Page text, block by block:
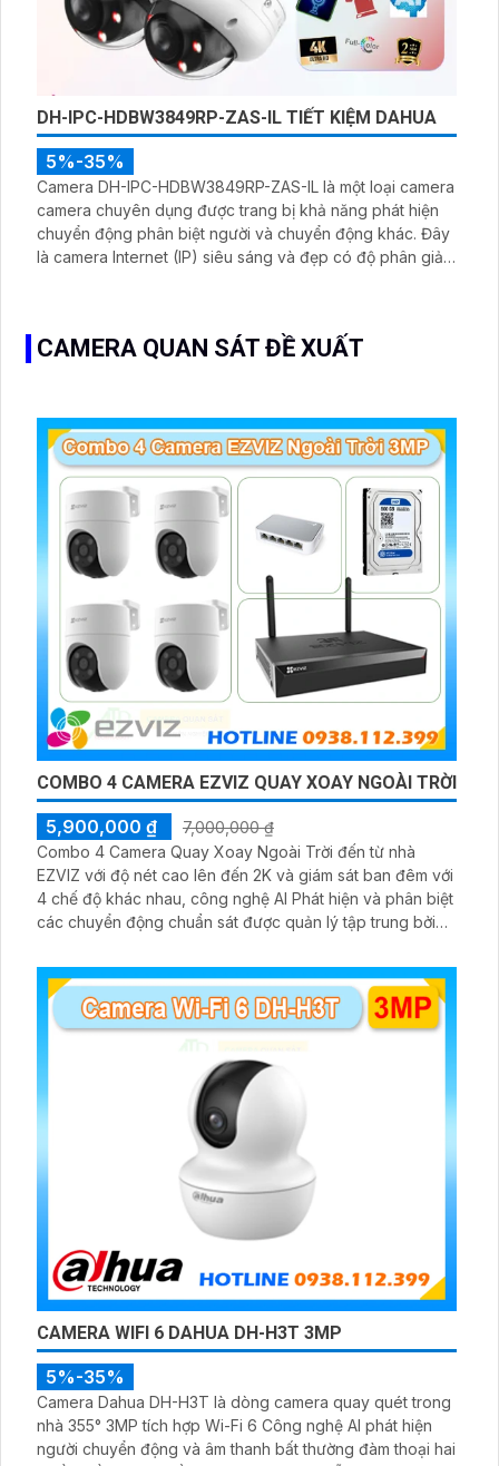
DH-IPC-HDBW3849RP-ZAS-IL TIẾT KIỆM DAHUA
5%-35%
Camera DH-IPC-HDBW3849RP-ZAS-IL là một loại camera
camera chuyên dụng được trang bị khả năng phát hiện
chuyển động phân biệt người và chuyển động khác. Đây
là camera Internet (IP) siêu sáng và đẹp có độ phân giải
CAMERA QUAN SÁT ĐỀ XUẤT
COMBO 4 CAMERA EZVIZ QUAY XOAY NGOÀI TRỜI
5,900,000 ₫
7,000,000 ₫
Combo 4 Camera Quay Xoay Ngoài Trời đến từ nhà
EZVIZ với độ nét cao lên đến 2K và giám sát ban đêm với
4 chế độ khác nhau, công nghệ AI Phát hiện và phân biệt
các chuyển động chuẩn sát được quản lý tập trung bởi
CAMERA WIFI 6 DAHUA DH-H3T 3MP
5%-35%
Camera Dahua DH-H3T là dòng camera quay quét trong
nhà 355° 3MP tích hợp Wi-Fi 6 Công nghệ AI phát hiện
người chuyển động và âm thanh bất thường đàm thoại hai